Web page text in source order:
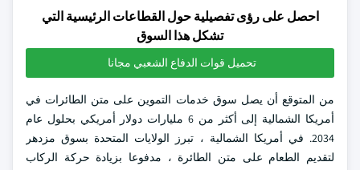
احصل على رؤى تفصيلية حول القطاعات الرئيسية التي
تشكل هذا السوق
تحميل قوات الدفاع الشعبي مجانا
من المتوقع أن يصل سوق خدمات التموين على متن الطائرات في
أمريكا الشمالية إلى أكثر من 6 مليارات دولار أمريكي بحلول عام
2034. في أمريكا الشمالية ، تبرز الولايات المتحدة بسوق مزدهر
لتقديم الطعام على متن الطائرة ، مدفوعا بزيادة حركة الركاب